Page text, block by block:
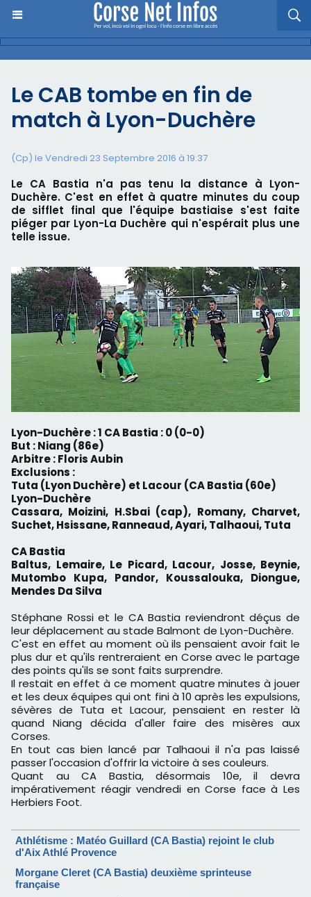
Le CAB tombe en fin de
match à Lyon-Duchère
(Cp) le Vendredi 23 Septembre 2016 à 19:37
Le CA Bastia n'a pas tenu la distance à Lyon-
Duchère. C'est en effet à quatre minutes du coup
de sifflet final que l'équipe bastiaise s'est faite
piéger par Lyon-La Duchère qui n'espérait plus une
telle issue.
Lyon-Duchère : 1 CA Bastia : 0 (0-0)
But : Niang (86e)
Arbitre : Floris Aubin
Exclusions :
Tuta (Lyon Duchère) et Lacour (CA Bastia (60e)
Lyon-Duchère
Cassara, Moizini, H.Sbai (cap), Romany, Charvet,
Suchet, Hsissane, Ranneaud, Ayari, Talhaoui, Tuta
CA Bastia
Baltus, Lemaire, Le Picard, Lacour, Josse, Beynie,
Mutombo Kupa, Pandor, Koussalouka, Diongue,
Mendes Da Silva
Stéphane Rossi et le CA Bastia reviendront déçus de
leur déplacement au stade Balmont de Lyon-Duchère.
C'est en effet au moment où ils pensaient avoir fait le
plus dur et qu'ils rentreraient en Corse avec le partage
des points qu'ils se sont faits surprendre.
Il restait en effet à ce moment quatre minutes à jouer
et les deux équipes qui ont fini à 10 après les expulsions,
sévères de Tuta et Lacour, pensaient en rester là
quand Niang décida d'aller faire des misères aux
Corses.
En tout cas bien lancé par Talhaoui il n'a pas laissé
passer l'occasion d'offrir la victoire à ses couleurs.
Quant au CA Bastia, désormais 10e, il devra
impérativement réagir vendredi en Corse face à Les
Herbiers Foot.
Athlétisme : Matéo Guillard (CA Bastia) rejoint le club
d'Aix Athlé Provence
Morgane Cleret (CA Bastia) deuxième sprinteuse
française